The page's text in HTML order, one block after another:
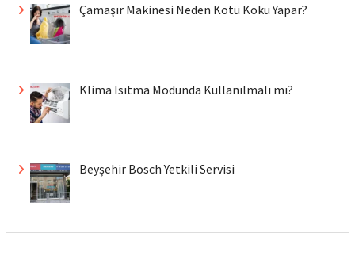
Çamaşır Makinesi Neden Kötü Koku Yapar?
Klima Isıtma Modunda Kullanılmalı mı?
Beyşehir Bosch Yetkili Servisi